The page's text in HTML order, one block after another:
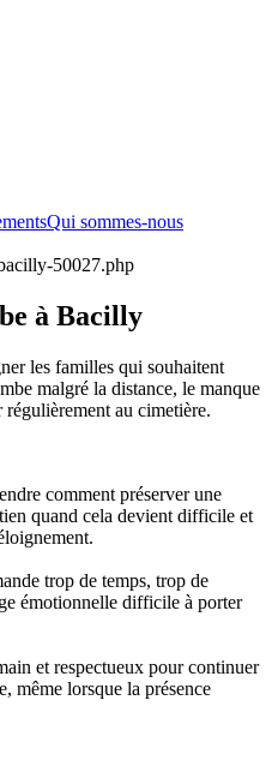
Qui sommes-nous
50027.php
à Bacilly
les familles qui souhaitent
malgré la distance, le manque
au cimetière.
comment préserver une
quand cela devient difficile et
trop de temps, trop de
émotionnelle difficile à porter
et respectueux pour continuer
même lorsque la présence